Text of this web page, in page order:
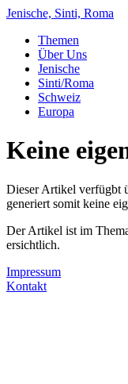
Jenische, Sinti, Roma
Themen
Über Uns
Jenische
Sinti/Roma
Schweiz
Europa
Keine
Dieser Artikel verfügbt
generiert somit keine
Der Artikel ist im
ersichtlich.
Impressum
Kontakt